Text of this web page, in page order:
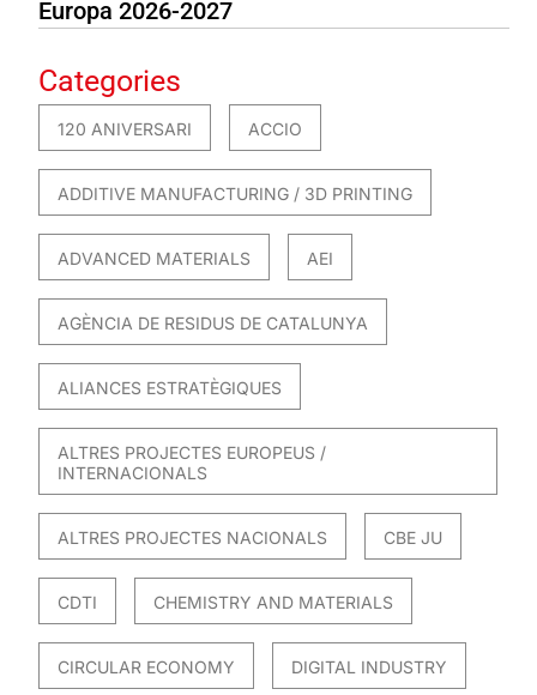
Europa 2026-2027
Categories
120 ANIVERSARI ACCIO
ADDITIVE MANUFACTURING / 3D PRINTING
ADVANCED MATERIALS AEI
AGÈNCIA DE RESIDUS DE CATALUNYA
ALIANCES ESTRATÈGIQUES
ALTRES PROJECTES EUROPEUS /
INTERNACIONALS
ALTRES PROJECTES NACIONALS CBE JU
CDTI CHEMISTRY AND MATERIALS
CIRCULAR ECONOMY DIGITAL INDUSTRY